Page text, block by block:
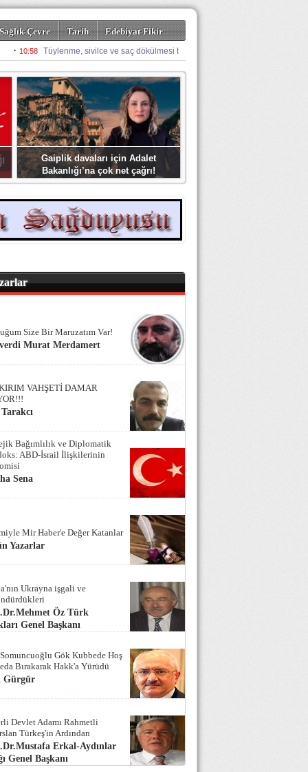
Sağlık-Çevre Tarih Edebiyat-Fikir
Gaiplik davaları için Adalet
Bakanlığı’na çok net çağrı!
Size Bir Maruzatım Var!
Murat Merdamert
VAHŞETİ DAMAR
Bağımlılık ve Diplomatik
ABD-İsrail İlişkilerinin
Sena
Mir Haber'e Değer Katanlar
Yazarlar
Ukrayna işgali ve
Öz Türk
Genel Başkanı
Gök Kubbede Hoş
Bırakarak Hakk'a Yürüdü
Gürgür
Devlet Adamı Rahmetli
Türkeş'in Ardından
Erkal-Aydınlar
Genel Başkanı